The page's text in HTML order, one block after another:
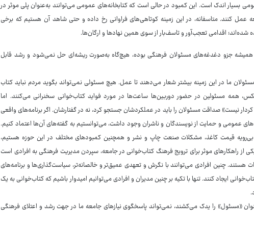
بسیار اندک است. این کمبود در حالی است که کتابخانه‌های عمومی می‌توانند به‌عنوان پلی موثر در
عمل کنند. متاسفانه، در این زمینه کوتاهی‌های فراوانی رخ داده و حتی شاهد آن هستیم که برخی
شده‌اند؛ اقدامی تعجب‌آور و تاسف‌بار از سوی همین نهادها و ارگان‌ها.
همیشه جزو دغدغه‌های مسئولان فرهنگی بوده، هیچ‌گاه به‌صورت ریشه‌ای حل نمی‌شود و رشد قابل
ما در این زمینه بیشتر شعار می‌دهند تا عمل. هیچ مسئولی نمی‌تواند بگوید مردم نباید کتاب
همه مسئولین در حضور دوربین‌ها ساعت‌ها در مورد فواید کتاب‌خوانی سخنرانی می‌کنند. اما
نیست» صداقت مسئولان را باید در عملکردشان جستجو کرد، نه در گفتارشان. اگر برنامه‌های واقعی
عمومی و حمایت از نویسندگان و ناشران وجود داشت، می‌توانستیم به گفته‌های آن‌ها اعتماد کنیم.
قیمت کاغذ، مشکلات صنعت چاپ و نشر و همچنین کمبودهای مختلف در این حوزه هستیم،
راهکارهای موثر برای ترویج فرهنگ کتاب‌خوانی در جامعه، سپردن مدیریت فرهنگی به افرادی است
هستند. چنین افرادی می‌توانند با نگرش و تعهدی عمیق‌تر و خالصانه‌تر، سیاست‌گذاری‌ها و برنامه‌های
ایجاد کنند. تنها با تکیه بر چنین مدیران و افرادی می‌توانیم امیدوار باشیم که کتاب‌خوانی به یک
«مسئول» را یدک می‌کشند، نمی‌تواند پاسخگوی نیازهای جامعه ما در جهت رشد و اعتلای فرهنگی